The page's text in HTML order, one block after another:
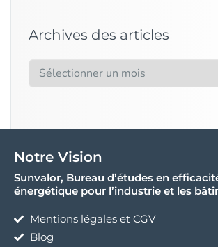
Archives des articles
Notre Vision
Sunvalor, Bureau d’études en
énergétique pour l’industrie et les
Mentions légales et CGV
Blog